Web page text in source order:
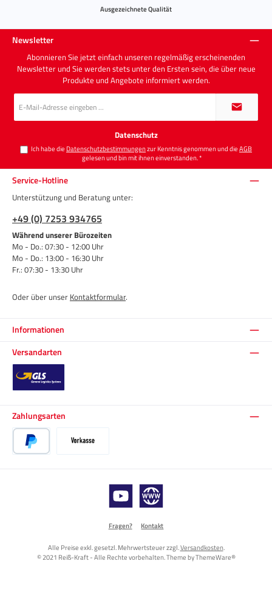
Ausgezeichnete Qualität
Newsletter
Abonnieren Sie jetzt einfach unseren regelmäßig erscheinenden
Newsletter und Sie werden stets unter den Ersten sein, die über neue
Produkte und Angebote informiert werden.
E-
Mail-
Adresse
Datenschutz
Ich habe die Datenschutzbestimmungenzur Kenntnis genommen und dieAGB
gelesen und bin mit ihnen einverstanden.*
Informationen
Service-Hotline
Unterstützung und Beratung unter:
+49 (0) 7253 934765
Während unserer Bürozeiten
Mo - Do.: 07:30 - 12:00 Uhr
Mo - Do.: 13:00 - 16:30 Uhr
Fr.: 07:30 - 13:30 Uhr
Oder über unser Kontaktformular.
Versandarten
Zahlungsarten
YouTube Website
Fragen? Kontakt
Alle Preise exkl. gesetzl. Mehrwertsteuer zzgl.Versandkosten.
© 2021 Reiß-Kraft - Alle Rechte vorbehalten. Theme byThemeWare®